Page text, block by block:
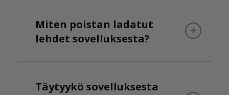
Miten poistan ladatut
lehdet sovelluksesta?
Täytyykö sovelluksesta